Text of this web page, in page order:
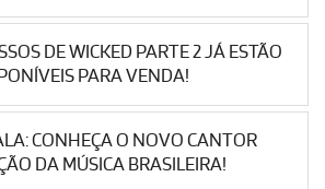
DE WICKED PARTE 2 JÁ ESTÃO
PARA VENDA!
CONHEÇA O NOVO CANTOR
DA MÚSICA BRASILEIRA!